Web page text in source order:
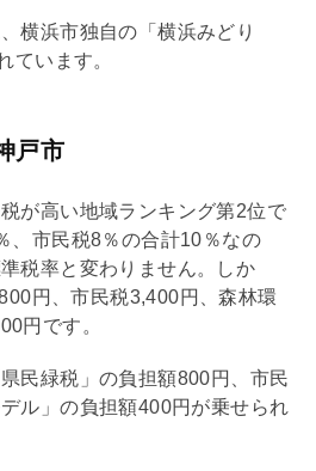
横浜市独自の「横浜みどり
ています。
戸市
が高い地域ランキング第2位で
、市民税8％の合計10％なの
税率と変わりません。しか
円、市民税3,400円、森林環
円です。
民緑税」の負担額800円、市民
ル」の負担額400円が乗せられ